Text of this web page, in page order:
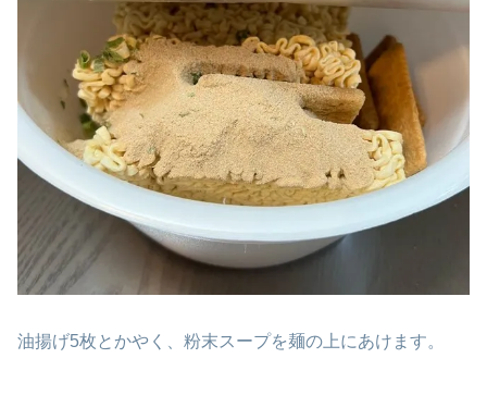
油揚げ5枚とかやく、粉末スープを麺の上にあけます。